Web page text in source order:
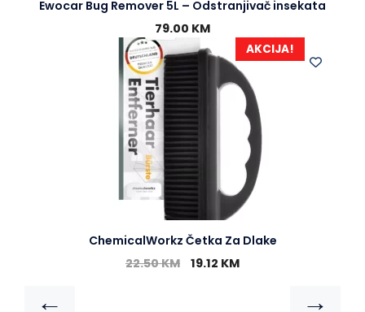
Ewocar Bug Remover 5L – Odstranjivač insekata
79.00 KM
AKCIJA!
ChemicalWorkz Četka Za Dlake
22.50KM 19.12 KM
← →